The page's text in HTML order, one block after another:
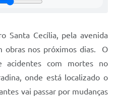
Santa Cecília, pela avenida
obras nos próximos dias. O
acidentes com mortes no
onde está localizado o
vai passar por mudanças